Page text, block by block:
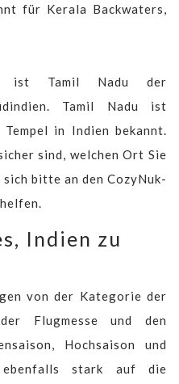
für Kerala Backwaters,
ist Tamil Nadu der
Tamil Nadu ist
in Indien bekannt.
sind, welchen Ort Sie
sich bitte an den CozyNuk-
Indien zu
von der Kategorie der
Flugmesse und den
Hochsaison und
ebenfalls stark auf die